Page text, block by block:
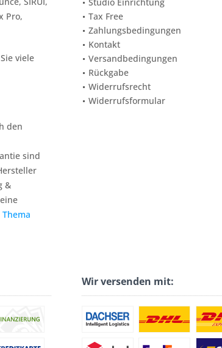
Pro,
viele
den
sind
&
Tax Free
Zahlungsbedingungen
Kontakt
Versandbedingungen
Rückgabe
Widerrufsrecht
Widerrufsformular
Wir versenden mit: